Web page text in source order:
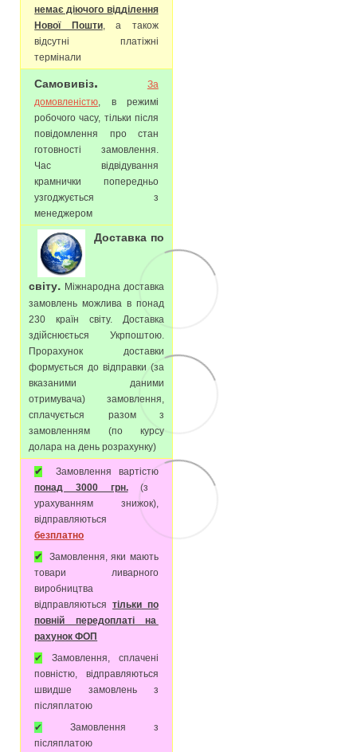
немає діючого відділення
Нової Пошти, а також
відсутні платіжні
термінали
Самовивіз.
За
домовленістю , в режимі
робочого часу, тільки після
повідомлення про стан
готовності замовлення.
Час відвідування
крамнички попередньо
узгоджується з
менеджером
Доставка по
світу. Міжнародна доставка
замовлень можлива в понад
230 країн світу. Доставка
здійснюється Укрпоштою.
Прорахунок доставки
формується до відправки (за
вказаними даними
отримувача) замовлення,
сплачується разом з
замовленням (по курсу
долара на день розрахунку)
✔ Замовлення вартістю
понад 3000 грн.(з
урахуванням знижок),
відправляються
безплатно
✔
Замовлення, яки мають
товари ливарного
виробництва
відправляються тільки по
повній передоплаті на
рахунок ФОП
✔ Замовлення, сплачені
повністю, відправляються
швидше замовлень з
післяплатою
✔ Замовлення з
післяплатою